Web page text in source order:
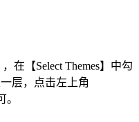
【Select Themes】中勾
层，点击左上角
。